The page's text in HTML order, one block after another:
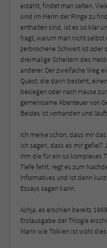
erzählt, findet man selten.
sind im Herrn der RInge zu
enthalten sind, ist es so klar
fragt, warum man nicht
zerbrochene Schwert ist oder
dreimalige Scheitern des
anderer. Der zweifache Weg
Quest, die darin besteht,
besiegen oder nach Hause
gemeinsame Abenteuer von
Beides ist vorhanden und
Ich merke schon, dass mir
ich sagen, dass es mir gefiel?
ihm die für ein so komplexes
Tiefe fehlt, regt es zum
Informatives und ist denn
Essays sagen kann.
Achja, es erschien bereits
Erstausgabe der Trilogie
Mann wie Tolkien ist wohl